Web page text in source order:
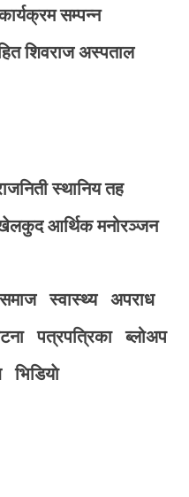
सम्पन्न
शिवराज अस्पताल
स्थानिय तह
आर्थिक मनोरञ्जन
समाज स्वास्थ्य
अपराध
पत्रपत्रिका
ब्लोअप
भिडियाे